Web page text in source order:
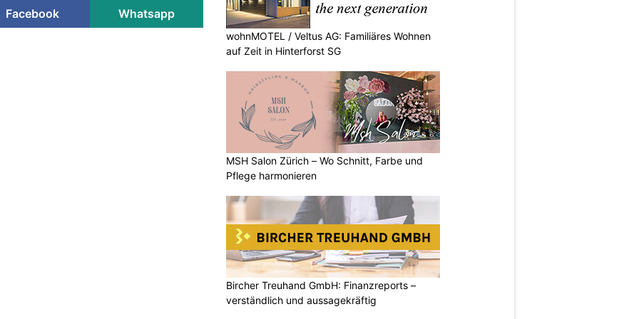
Facebook Whatsapp
wohnMOTEL / Veltus AG: Familiäres Wohnen
auf Zeit in Hinterforst SG
MSH Salon Zürich – Wo Schnitt, Farbe und
Pflege harmonieren
Bircher Treuhand GmbH: Finanzreports –
verständlich und aussagekräftig